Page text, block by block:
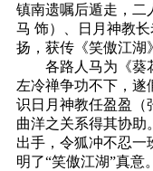
镇南遗嘱后遁走，二
马 饰）、日月神教
扬，获传《笑傲江湖
各路人马为《葵花
左冷禅争功不下，遂
识日月神教任盈盈（
曲洋之关系得其协助
出手，令狐冲不忍一
明了“笑傲江湖”真意。